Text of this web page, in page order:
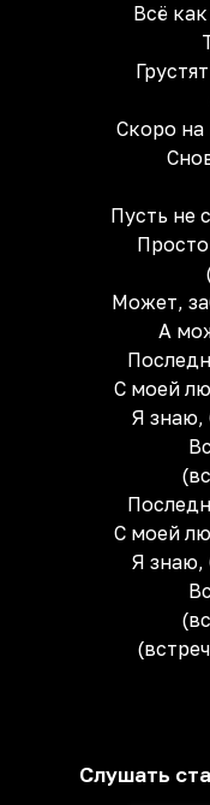
Всё
Скоро на
Пусть не
Просто
Может,
А
С моей
Я знаю,
С моей
Я знаю,
Слушать